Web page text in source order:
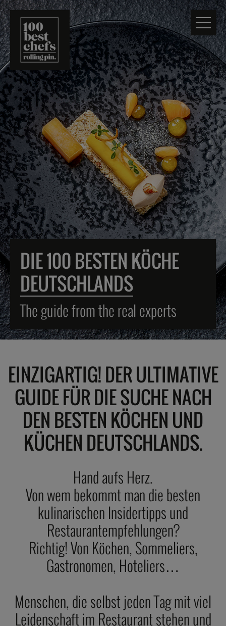
DIE 100 BESTEN KÖCHE
DEUTSCHLANDS
The guide from the real experts
EINZIGARTIG! DER ULTIMATIVE
GUIDE FÜR DIE SUCHE NACH
DEN BESTEN KÖCHEN UND
KÜCHEN DEUTSCHLANDS.
Hand aufs Herz.
Von wem bekommt man die besten
kulinarischen Insidertipps und
Restaurantempfehlungen?
Richtig! Von Köchen, Sommeliers,
Gastronomen, Hoteliers…
Menschen, die selbst jeden Tag mit viel
Leidenschaft im Restaurant stehen und